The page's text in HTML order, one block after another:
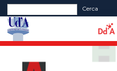
Form di ricerca
Cerca